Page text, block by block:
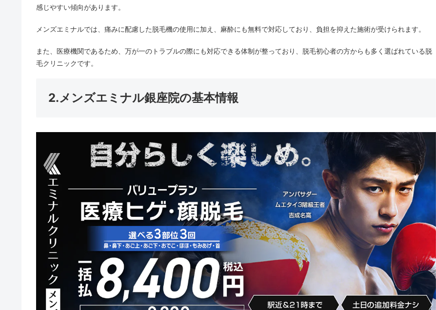
感じやすい傾向があります。
メンズエミナルでは、痛みに配慮した脱毛機の使用に加え、麻酔にも無料で対応しており、負担を抑えた施術が受けられます。
また、医療機関であるため、万が一のトラブルの際にも対応できる体制が整っており、脱毛初心者の方からも多く選ばれている脱
毛クリニックです。
2.メンズエミナル銀座院の基本情報